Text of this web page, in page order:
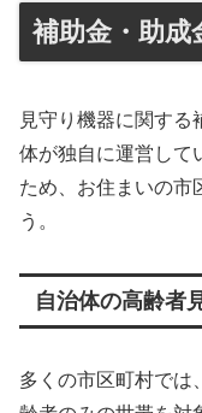
補助金・助成
見守り機器に関する
体が独自に運営して
ため、お住まいの市
う。
自治体の高齢者
多くの市区町村では